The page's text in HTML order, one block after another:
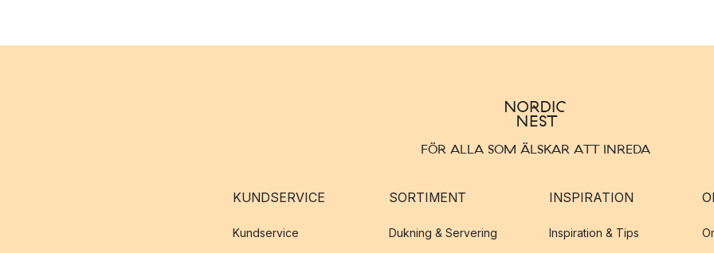
FÖR ALLA SOM ÄLSKAR ATT INREDA
KUNDSERVICE
Kundservice
SORTIMENT
Dukning & Servering
INSPIRATION
Inspiration & Tips